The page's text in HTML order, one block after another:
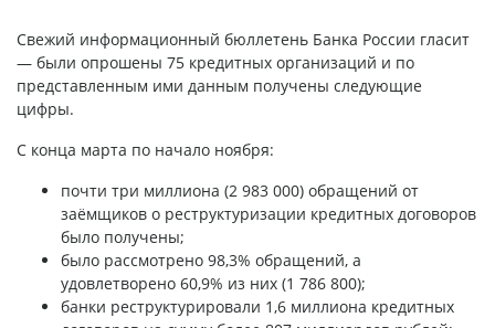
Свежий информационный бюллетень Банка России гласит
— были опрошены 75 кредитных организаций и по
представленным ими данным получены следующие
цифры.
С конца марта по начало ноября:
почти три миллиона (2 983 000) обращений от
заёмщиков о реструктуризации кредитных договоров
было получены;
было рассмотрено 98,3% обращений, а
удовлетворено 60,9% из них (1 786 800);
банки реструктурировали 1,6 миллиона кредитных